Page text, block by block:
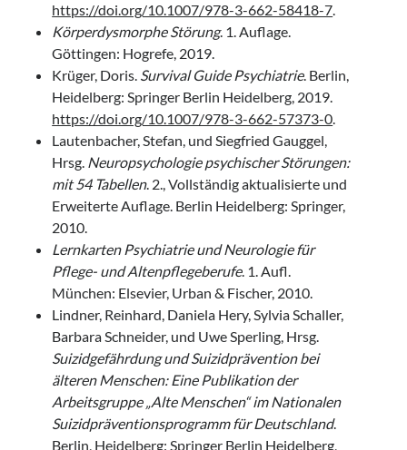
https://doi.org/10.1007/978-3-662-58418-7.
Körperdysmorphe Störung. 1. Auflage.
Göttingen: Hogrefe, 2019.
Krüger, Doris. Survival Guide Psychiatrie. Berlin,
Heidelberg: Springer Berlin Heidelberg, 2019.
https://doi.org/10.1007/978-3-662-57373-0.
Lautenbacher, Stefan, und Siegfried Gauggel,
Hrsg. Neuropsychologie psychischer Störungen:
mit 54 Tabellen. 2., Vollständig aktualisierte und
Erweiterte Auflage. Berlin Heidelberg: Springer,
2010.
Lernkarten Psychiatrie und Neurologie für
Pflege- und Altenpflegeberufe. 1. Aufl.
München: Elsevier, Urban & Fischer, 2010.
Lindner, Reinhard, Daniela Hery, Sylvia Schaller,
Barbara Schneider, und Uwe Sperling, Hrsg.
Suizidgefährdung und Suizidprävention bei
älteren Menschen: Eine Publikation der
Arbeitsgruppe „Alte Menschen“ im Nationalen
Suizidpräventionsprogramm für Deutschland.
Berlin, Heidelberg: Springer Berlin Heidelberg,